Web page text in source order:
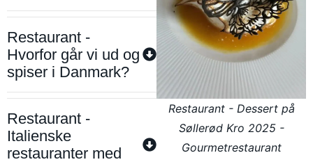
Restaurant -
Hvorfor går vi ud og
spiser i Danmark?
Restaurant -
Italienske
restauranter med
Restaurant - Dessert på
Søllerød Kro 2025 -
Gourmetrestaurant